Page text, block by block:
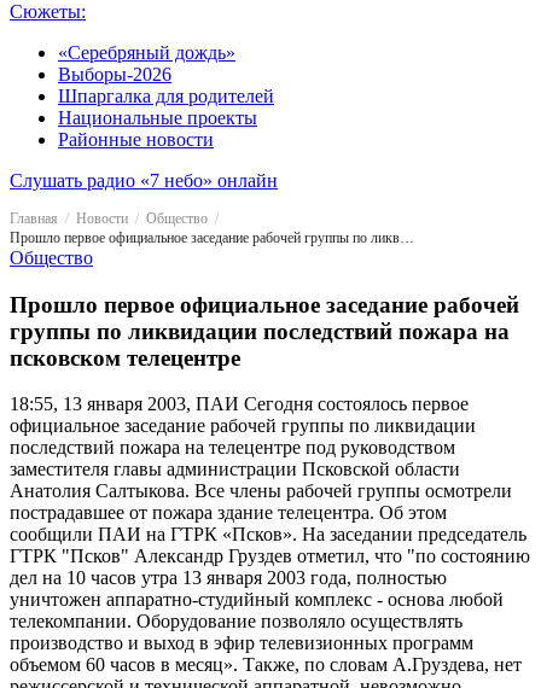
Сюжеты:
«Серебряный дождь»
Выборы-2026
Шпаргалка для родителей
Национальные проекты
Районные новости
Слушать радио «7 небо» онлайн
Главная Новости
Общество
Прошло первое официальное заседание рабочей группы по ликвидации последствий пожара на псковском телецентре
Общество
Прошло первое официальное заседание рабочей
группы по ликвидации последствий пожара на
псковском телецентре
18:55, 13 января 2003, ПАИ Сегодня состоялось первое
официальное заседание рабочей группы по ликвидации
последствий пожара на телецентре под руководством
заместителя главы администрации Псковской области
Анатолия Салтыкова. Все члены рабочей группы осмотрели
пострадавшее от пожара здание телецентра. Об этом
сообщили ПАИ на ГТРК «Псков». На заседании председатель
ГТРК "Псков" Александр Груздев отметил, что "по состоянию
дел на 10 часов утра 13 января 2003 года, полностью
уничтожен аппаратно-студийный комплекс - основа любой
телекомпании. Оборудование позволяло осуществлять
производство и выход в эфир телевизионных программ
объемом 60 часов в месяц». Также, по словам А.Груздева, нет